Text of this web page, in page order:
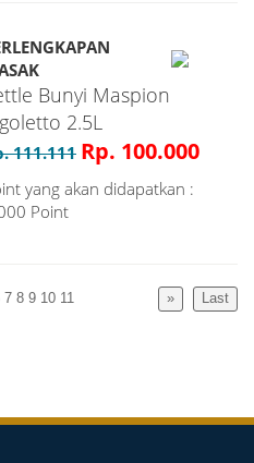
Bunyi Maspion
2.5L
111.111 Rp. 100.000
yang akan didapatkan :
Point
7 8 9 10 11 » Last